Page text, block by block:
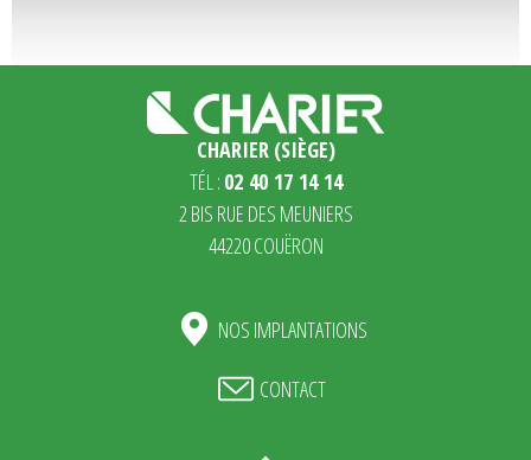
CHARIER (SIÈGE)
TÉL : 02 40 17 14 14
2 BIS RUE DES MEUNIERS
44220 COUËRON
NOS IMPLANTATIONS
CONTACT